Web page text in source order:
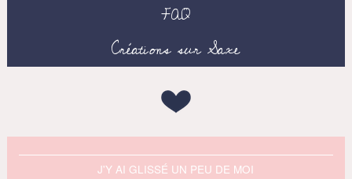
FAQ
Créations sur Saxe
J'Y AI GLISSÉ UN PEU DE MOI